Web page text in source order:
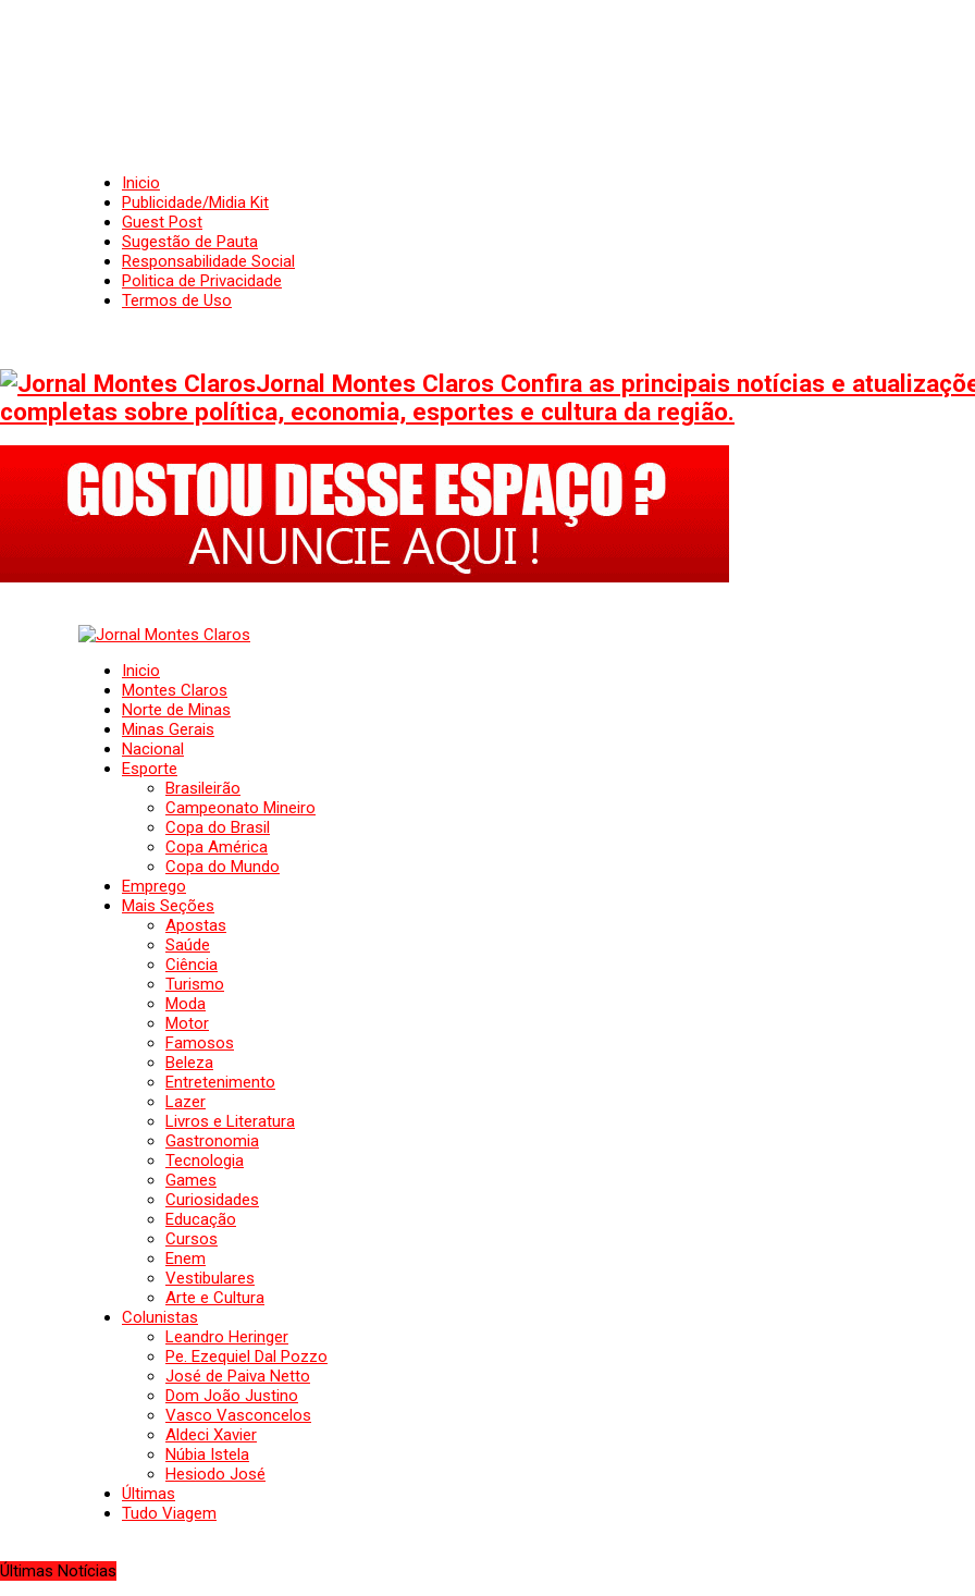
Inicio
Publicidade/Midia Kit
Guest Post
Sugestão de Pauta
Responsabilidade Social
Politica de Privacidade
Termos de Uso
Jornal Montes Claros Confira as principais notícias e
completas sobre política, economia, esportes e cultura da região.
Inicio
Montes Claros
Norte de Minas
Minas Gerais
Nacional
Esporte
Brasileirão
Campeonato Mineiro
Copa do Brasil
Copa América
Copa do Mundo
Emprego
Mais Seções
Apostas
Saúde
Ciência
Turismo
Moda
Motor
Famosos
Beleza
Entretenimento
Lazer
Livros e Literatura
Gastronomia
Tecnologia
Games
Curiosidades
Educação
Cursos
Enem
Vestibulares
Arte e Cultura
Colunistas
Leandro Heringer
Pe. Ezequiel Dal Pozzo
José de Paiva Netto
Dom João Justino
Vasco Vasconcelos
Aldeci Xavier
Núbia Istela
Hesiodo José
Últimas
Tudo Viagem
Últimas Notícias